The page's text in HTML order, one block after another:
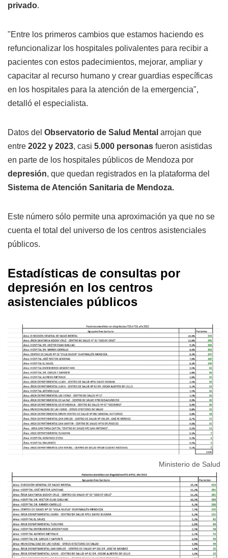
privado.
"Entre los primeros cambios que estamos haciendo es
refuncionalizar los hospitales polivalentes para recibir a
pacientes con estos padecimientos, mejorar, ampliar y
capacitar al recurso humano y crear guardias específicas
en los hospitales para la atención de la emergencia",
detalló el especialista.
Datos del Observatorio de Salud Mental arrojan que
entre 2022 y 2023, casi 5.000 personas fueron asistidas
en parte de los hospitales públicos de Mendoza por
depresión, que quedan registrados en la plataforma del
Sistema de Atención Sanitaria de Mendoza.
Este número sólo permite una aproximación ya que no se
cuenta el total del universo de los centros asistenciales
públicos.
Estadísticas de consultas por
depresión en los centros
asistenciales públicos
Ministerio de Salud